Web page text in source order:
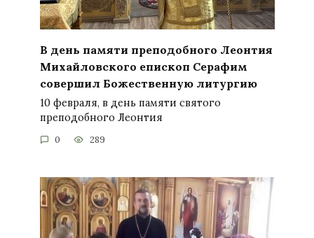
В день памяти преподобного Леонтия
Михайловского епископ Серафим
совершил Божественную литургию
10 февраля, в день памяти святого
преподобного Леонтия
0 289